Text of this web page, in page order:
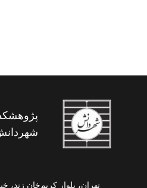
تهران، بلوار کریم‌خان زند،